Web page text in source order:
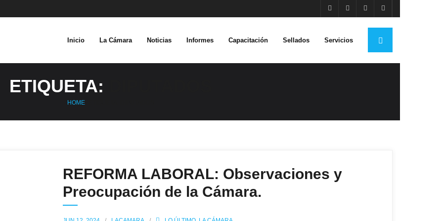
Inicio La Cámara Noticias Informes Capacitación Sellados Servicios
ETIQUETA:
HOME
REFORMA LABORAL: Observaciones y
Preocupación de la Cámara.